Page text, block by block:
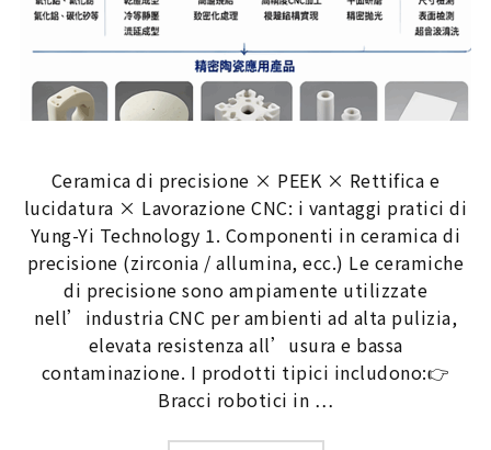
Ceramica di precisione × PEEK × Rettifica e
lucidatura × Lavorazione CNC: i vantaggi pratici di
Yung-Yi Technology 1. Componenti in ceramica di
precisione (zirconia / allumina, ecc.) Le ceramiche
di precisione sono ampiamente utilizzate
nell’industria CNC per ambienti ad alta pulizia,
elevata resistenza all’usura e bassa
contaminazione. I prodotti tipici includono:👉
Bracci robotici in …